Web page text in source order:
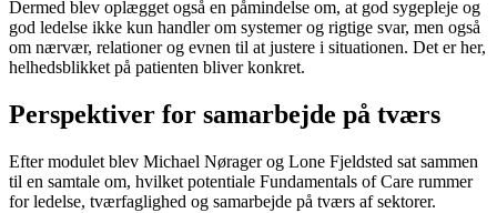
Dermed blev oplægget også en påmindelse om, at god sygepleje og
god ledelse ikke kun handler om systemer og rigtige svar, men også
om nærvær, relationer og evnen til at justere i situationen. Det er her,
helhedsblikket på patienten bliver konkret.
Perspektiver for samarbejde på tværs
Efter modulet blev Michael Nørager og Lone Fjeldsted sat sammen
til en samtale om, hvilket potentiale Fundamentals of Care rummer
for ledelse, tværfaglighed og samarbejde på tværs af sektorer.